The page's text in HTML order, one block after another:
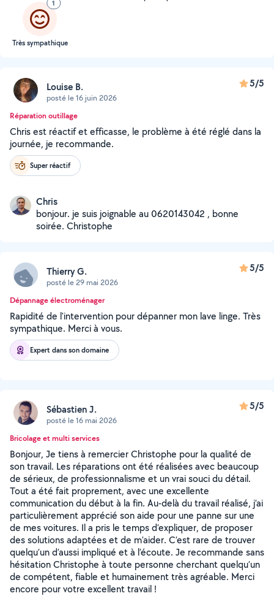
1
Très sympathique
Louise B.
posté le 16 juin 2026
5/5
Réparation outillage
Chris est réactif et efficasse, le problème à été réglé dans la
journée, je recommande.
Super réactif
Chris
bonjour. je suis joignable au 0620143042 , bonne
soirée. Christophe
Thierry G.
posté le 29 mai 2026
5/5
Dépannage électroménager
Rapidité de l'intervention pour dépanner mon lave linge. Très
sympathique. Merci à vous.
Expert dans son domaine
Sébastien J.
posté le 16 mai 2026
5/5
Bricolage et multi services
Bonjour, Je tiens à remercier Christophe pour la qualité de
son travail. Les réparations ont été réalisées avec beaucoup
de sérieux, de professionnalisme et un vrai souci du détail.
Tout a été fait proprement, avec une excellente
communication du début à la fin. Au-delà du travail réalisé, j’ai
particulièrement apprécié son aide pour une panne sur une
de mes voitures. Il a pris le temps d’expliquer, de proposer
des solutions adaptées et de m'aider. C’est rare de trouver
quelqu’un d’aussi impliqué et à l’écoute. Je recommande sans
hésitation Christophe à toute personne cherchant quelqu’un
de compétent, fiable et humainement très agréable. Merci
encore pour votre excellent travail !